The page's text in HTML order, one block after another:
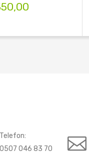
Telefon:
0507 046 83 70